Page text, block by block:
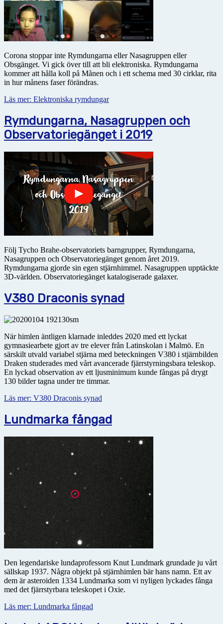
Corona stoppar inte Rymdungarna eller Nasagruppen eller
Obsgänget. Vi gick över till att bli elektroniska. Rymdungarna
kommer att hålla koll på Månen och i ett schema med 30 cirklar, rita
in hur månens faser förändras.
Läs mer: Elektroniska rymdungar
Rymdungarna, Nasagruppen och
Observatoriegänget i 2019
Följ Tycho Brahe-observatoriets barngrupper, Rymdungarna,
Nasagruppen och Observatoriegänget genom året 2019.
Rymdungarna gjorde sin egen stjärnhimmel. Nasagruppen upptäckte
3D-världen. Observatoriegänget katalogiserade galaxer.
V380 Draconis synad
När himlen äntligen klarnade inleddes 2020 med ett lyckat
gymnasiearbete gjort av tre elever från Latin­skolan i Malmö. En
särskilt utvald variabel stjärna med beteckningen V380 i stjärnbilden
Draken studerades med vårt avancerade fjärrstyrningsbara teleskop.
En lyckad observation av ett ljusminimum kunde fångas på drygt
130 bilder tagna under tre timmar.
Läs mer: V380 Draconis synad
Lundmarka fångad
Den legendariske lundaprofessorn Knut Lundmark grundade ju vårt
sällskap 1937. Några objekt på stjärnhimlen bär hans namn. Ett av
dem är asteroiden 1334 Lundmarka som vi nyligen lyckades fånga
med det fjärrstyrbara teleskopet i Oxie.
Läs mer: Lundmarka fångad